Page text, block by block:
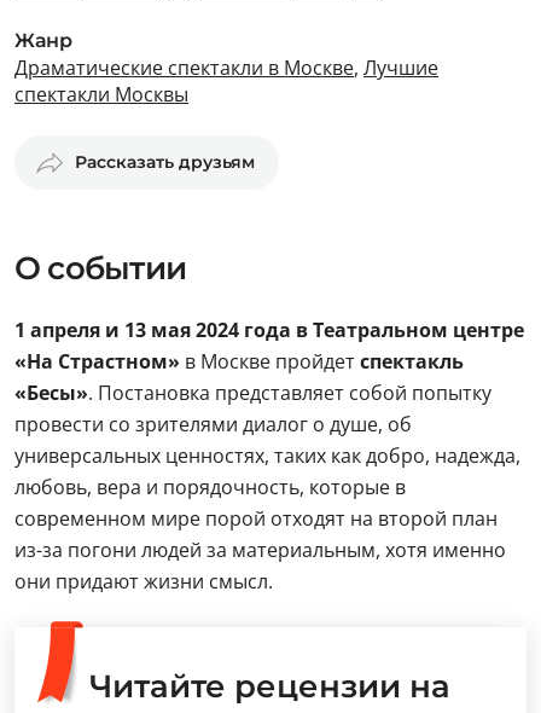
Жанр
Драматические спектакли в Москве, Лучшие
спектакли Москвы
Рассказать друзьям
О событии
1 апреля и 13 мая 2024 года в Театральном центре
«На Страстном» в Москве пройдетспектакль
«Бесы». Постановка представляет собой попытку
провести со зрителями диалог о душе, об
универсальных ценностях, таких как добро, надежда,
любовь, вера и порядочность, которые в
современном мире порой отходят на второй план
из-за погони людей за материальным, хотя именно
они придают жизни смысл.
Читайте рецензии на